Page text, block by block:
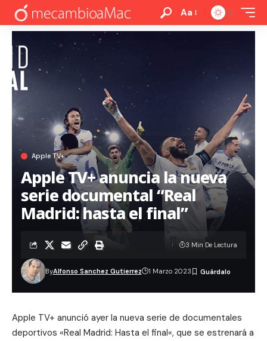
Aa
Apple TV+
Apple TV+ anuncia la nueva
serie documental “Real
Madrid: hasta el final”
ByAlfonso Sanchez Gutierrez 1 Marzo 2023
3 Min De Lectura
Apple TV+ anunció ayer la nueva serie de documentales
deportivos «Real Madrid: Hasta el final«, que se estrenará a